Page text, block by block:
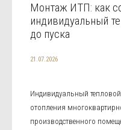
Монтаж ИТП: как
индивидуальный
до пуска
21.07.2026
Индивидуальный тепловой
отопления
производственного